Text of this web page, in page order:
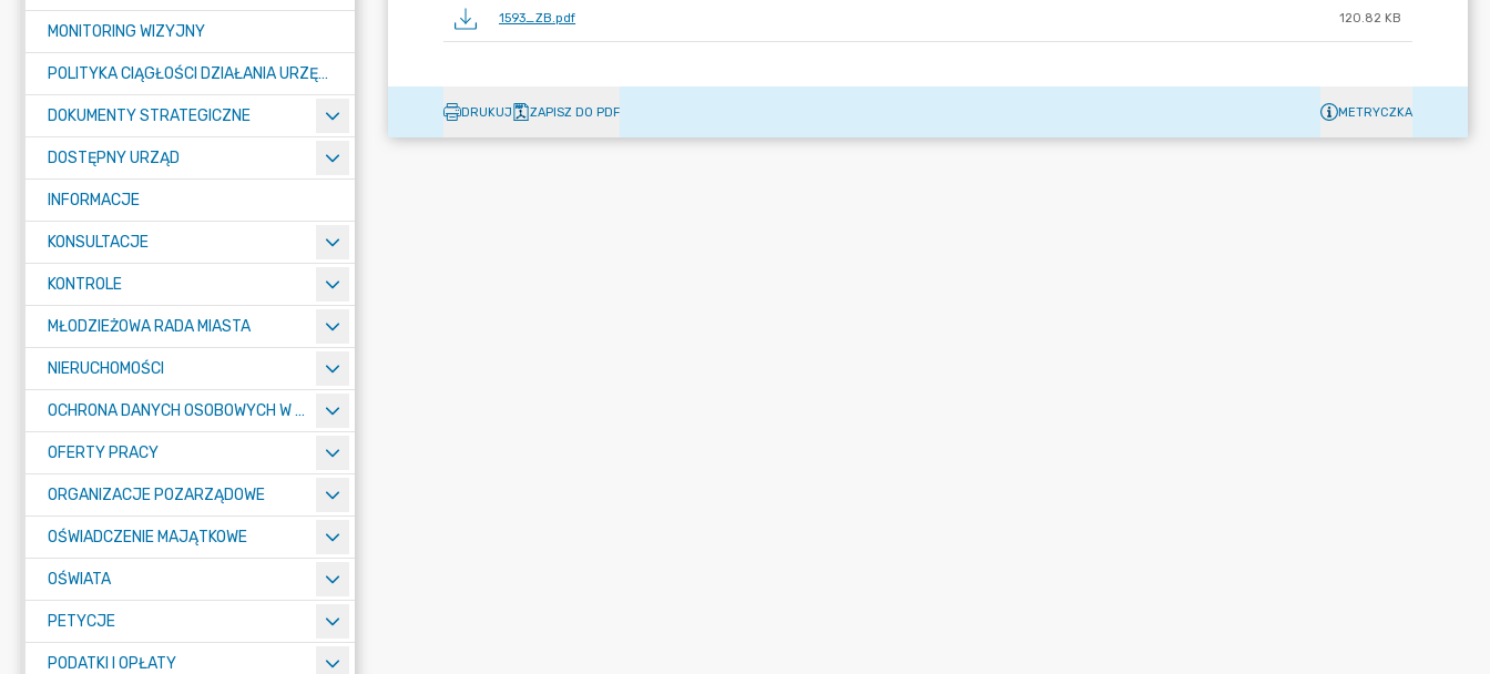
MONITORING WIZYJNY
POLITYKA CIĄGŁOŚCI DZIAŁANIA URZĘDU MIASTA ŻORY
DOKUMENTY STRATEGICZNE
DOSTĘPNY URZĄD
INFORMACJE
KONSULTACJE
KONTROLE
MŁODZIEŻOWA RADA MIASTA
NIERUCHOMOŚCI
OCHRONA DANYCH OSOBOWYCH W URZĘDZIE MIASTA ŻORY - RODO
OFERTY PRACY
ORGANIZACJE POZARZĄDOWE
OŚWIADCZENIE MAJĄTKOWE
OŚWIATA
PETYCJE
PODATKI I OPŁATY
1593_ZB.pdf 120.82 KB
DRUKUJ ZAPISZ DO PDF METRYCZKA